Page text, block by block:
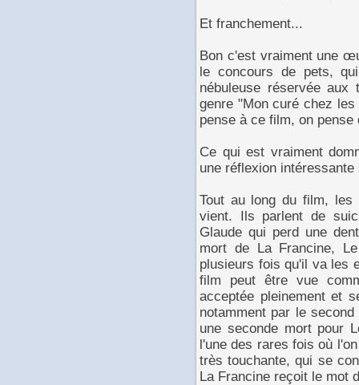
Et franchement...
Bon c'est vraiment une
le concours de pets,
nébuleuse réservée
genre "Mon curé chez
pense à ce film, on pense
Ce qui est vraiment
une réflexion
Tout au long du film, les
vient. Ils parlent de
Glaude qui perd une
mort de La Francine,
plusieurs fois qu'il va les
film peut être vue
acceptée pleinement et
notamment par le
une seconde mort pour
l'une des rares fois où
très touchante, qui se
La Francine reçoit le mot